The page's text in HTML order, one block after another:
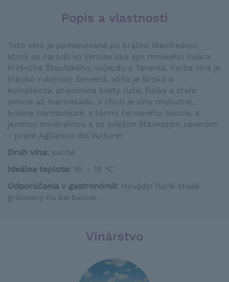
Popis a vlastnosti
Toto víno je pomenované po kráľovi Manfredovi,
ktorý sa narodil vo Venose ako syn rímskeho cisára
Fridricha Štaufského, vojvodu z Taranta. Farba vína je
hlboko rubínovo červená, vôňa je široká a
komplexná, pripomína kvety ruže, fialky a zrelé
ovocie až marmeládu. V chuti je víno mohutné,
krásne harmonické, s tónmi červeného ovocia, s
jemnou mineralitou a so sviežim šťavnatým záverom
- pravé Aglianico del Vulture!
Druh vína: suché
Ideálna teplota: 16 - 18 °C
Odporúčania v gastronómii: Hovädzí flank steak
grilovaný na barbecue.
Vinárstvo